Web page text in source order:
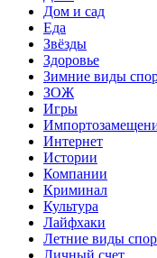
Дом и сад
Еда
Звёзды
Здоровье
Зимние виды
ЗОЖ
Игры
Интернет
Истории
Компании
Криминал
Культура
Лайфхаки
Летние виды
Личный счет